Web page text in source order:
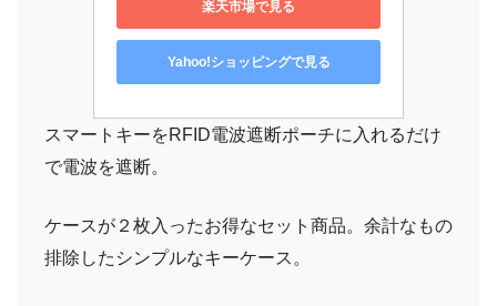
楽天市場で見る
Yahoo!ショッピングで見る
スマートキーをRFID電波遮断ポーチに入れるだけ
で電波を遮断。
ケースが２枚入ったお得なセット商品。余計なもの
排除したシンプルなキーケース。